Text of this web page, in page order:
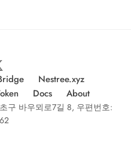
Nestree.xyz
Docs About
구 바우뫼로7길 8, 우편번호: